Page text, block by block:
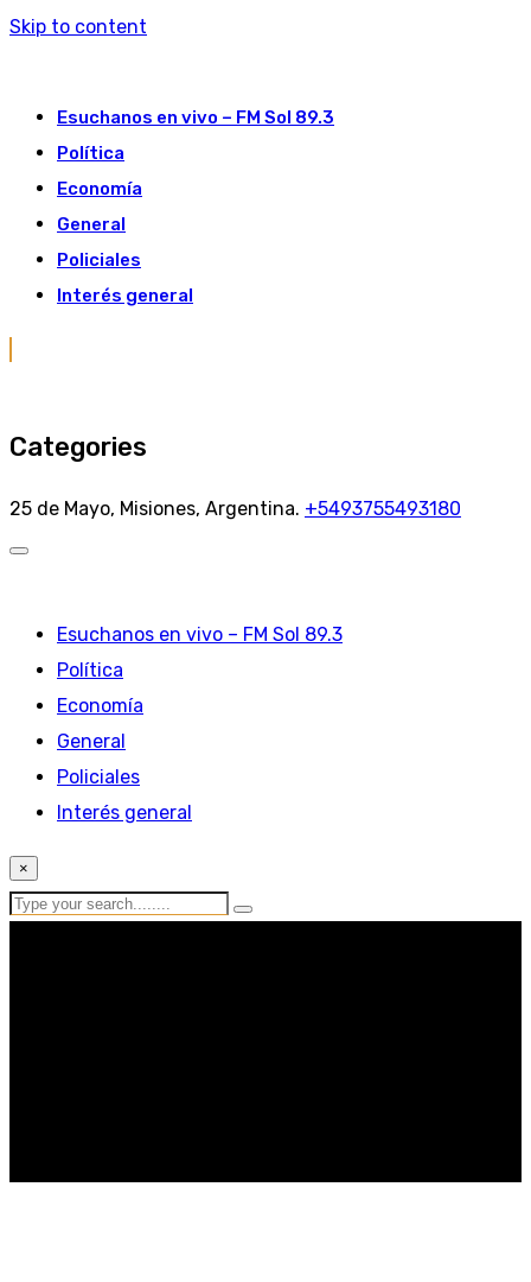
Skip to content
Esuchanos en vivo – FM Sol 89.3
Política
Economía
General
Policiales
Interés general
Categories
25 de Mayo, Misiones, Argentina. +5493755493180
Esuchanos en vivo – FM Sol 89.3
Política
Economía
General
Policiales
Interés general
×